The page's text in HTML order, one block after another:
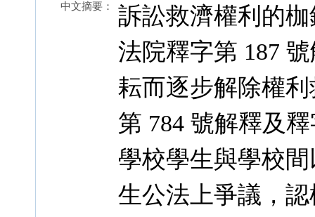
中文摘要：
訴訟救濟權利的
法院釋字第 187
耘而逐步解除權
第 784 號解釋及
學校學生與學校
生公法上爭議，